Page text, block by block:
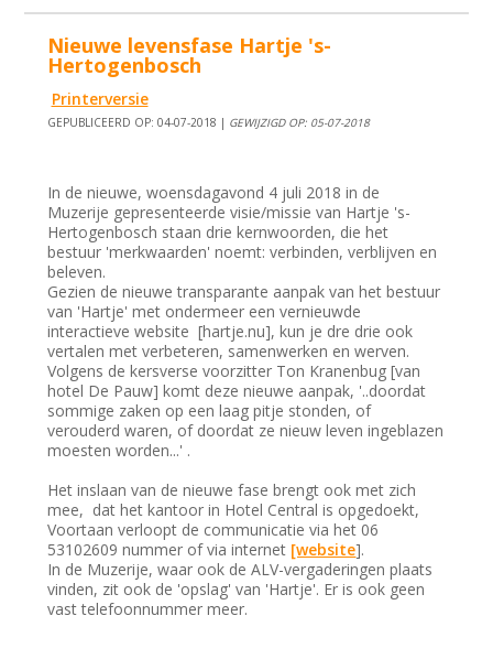
Nieuwe levensfase Hartje 's-
Hertogenbosch
Printerversie
GEPUBLICEERD OP: 04-07-2018 | GEWIJZIGD OP: 05-07-2018
In de nieuwe, woensdagavond 4 juli 2018 in de
Muzerije gepresenteerde visie/missie van Hartje 's-
Hertogenbosch staan drie kernwoorden, die het
bestuur 'merkwaarden' noemt: verbinden, verblijven en
beleven.
Gezien de nieuwe transparante aanpak van het bestuur
van 'Hartje' met ondermeer een vernieuwde
interactieve website [hartje.nu], kun je dre drie ook
vertalen met verbeteren, samenwerken en werven.
Volgens de kersverse voorzitter Ton Kranenbug [van
hotel De Pauw] komt deze nieuwe aanpak, '..doordat
sommige zaken op een laag pitje stonden, of
verouderd waren, of doordat ze nieuw leven ingeblazen
moesten worden...' .
Het inslaan van de nieuwe fase brengt ook met zich
mee, dat het kantoor in Hotel Central is opgedoekt,
Voortaan verloopt de communicatie via het 06
53102609 nummer of via internet [website].
In de Muzerije, waar ook de ALV-vergaderingen plaats
vinden, zit ook de 'opslag' van 'Hartje'. Er is ook geen
vast telefoonnummer meer.